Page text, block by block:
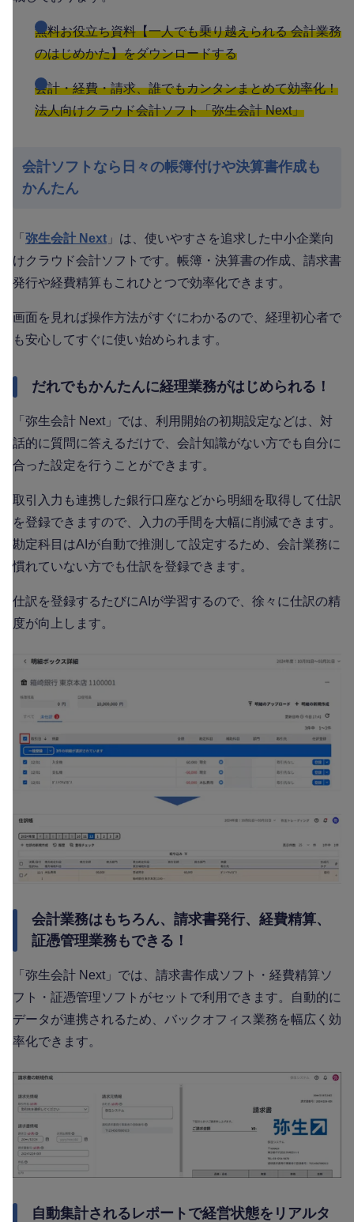
無料お役立ち資料【一人でも乗り越えられる 会計業務
のはじめかた】をダウンロードする
会計・経費・請求、誰でもカンタンまとめて効率化！
法人向けクラウド会計ソフト「弥生会計 Next」
会計ソフトなら日々の帳簿付けや決算書作成も
かんたん
「 弥生会計 Next 」は、使いやすさを追求した中小企業向
けクラウド会計ソフトです。帳簿・決算書の作成、請求書
発行や経費精算もこれひとつで効率化できます。
画面を見れば操作方法がすぐにわかるので、経理初心者で
も安心してすぐに使い始められます。
だれでもかんたんに経理業務がはじめられる！
「弥生会計 Next」では、利用開始の初期設定などは、対
話的に質問に答えるだけで、会計知識がない方でも自分に
合った設定を行うことができます。
取引入力も連携した銀行口座などから明細を取得して仕訳
を登録できますので、入力の手間を大幅に削減できます。
勘定科目はAIが自動で推測して設定するため、会計業務に
慣れていない方でも仕訳を登録できます。
仕訳を登録するたびにAIが学習するので、徐々に仕訳の精
度が向上します。
会計業務はもちろん、請求書発行、経費精算、
証憑管理業務もできる！
「弥生会計 Next」では、請求書作成ソフト・経費精算ソ
フト・証憑管理ソフトがセットで利用できます。自動的に
データが連携されるため、バックオフィス業務を幅広く効
率化できます。
自動集計されるレポートで経営状態をリアルタ